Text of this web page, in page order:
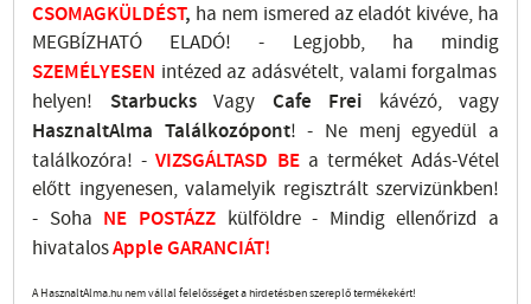
CSOMAGKÜLDÉST, ha nem ismered az eladót kivéve, ha
MEGBÍZHATÓ ELADÓ! - Legjobb, ha mindig
SZEMÉLYESEN intézed az adásvételt, valami forgalmas
helyen! StarbucksVagy Cafe Frei kávézó, vagy
HasznaltAlma Találkozópont! - Ne menj egyedül a
találkozóra! - VIZSGÁLTASD BEa terméket Adás-Vétel
előtt ingyenesen, valamelyik regisztrált szervizünkben!
- Soha NE POSTÁZZ külföldre- Mindig ellenőrizd a
hivatalosApple GARANCIÁT!
A HasznaltAlma.hu nem vállal felelősséget a hirdetésben szereplő termékekért!